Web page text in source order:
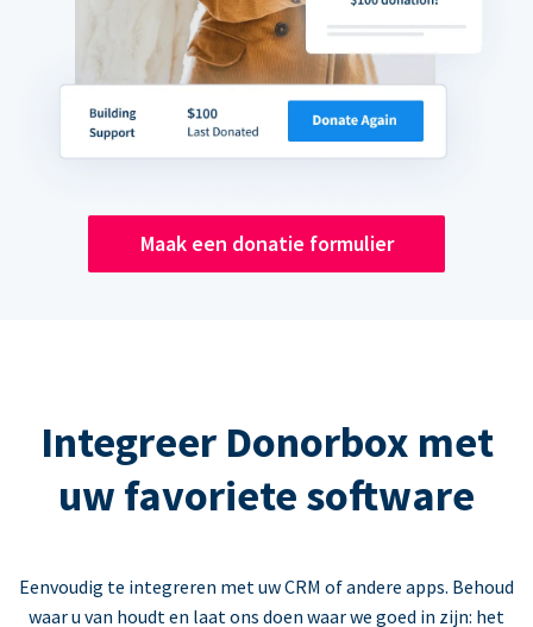
Maak een donatie formulier
Integreer Donorbox met
uw favoriete software
Eenvoudig te integreren met uw CRM of andere apps. Behoud
waar u van houdt en laat ons doen waar we goed in zijn: het